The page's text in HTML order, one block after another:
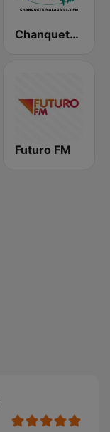
Chanquete FM Costa del Sol
Futuro FM